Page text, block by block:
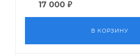
17 000 ₽
В КОРЗИНУ